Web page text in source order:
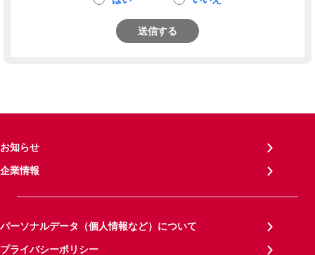
送信する
お知らせ
企業情報
パーソナルデータ（個人情報など）について
プライバシーポリシー